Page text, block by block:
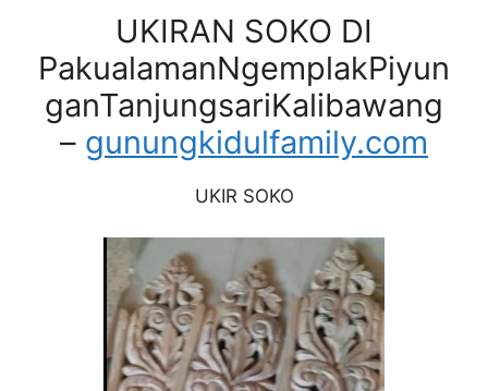
UKIRAN SOKO DI
PakualamanNgemplakPiyun
ganTanjungsariKalibawang
– gunungkidulfamily.com
UKIR SOKO